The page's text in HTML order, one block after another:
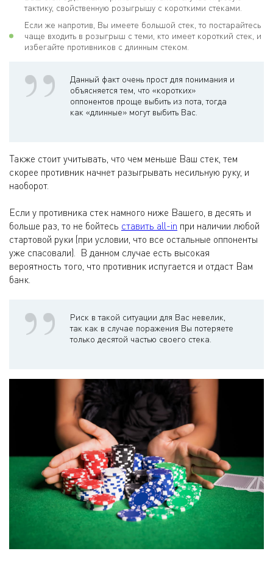
тактику, свойственную розыгрышу с короткими стеками.
Если же напротив, Вы имеете большой стек, то постарайтесь
чаще входить в розыгрыш с теми, кто имеет короткий стек, и
избегайте противников с длинным стеком.
Данный факт очень прост для понимания и
объясняется тем, что «коротких»
оппонентов проще выбить из пота, тогда
как «длинные» могут выбить Вас.
Также стоит учитывать, что чем меньше Ваш стек, тем
скорее противник начнет разыгрывать несильную руку, и
наоборот.
Если у противника стек намного ниже Вашего, в десять и
больше раз, то не бойтесь ставить all-in при наличии любой
стартовой руки (при условии, что все остальные оппоненты
уже спасовали). В данном случае есть высокая
вероятность того, что противник испугается и отдаст Вам
банк.
Риск в такой ситуации для Вас невелик,
так как в случае поражения Вы потеряете
только десятой частью своего стека.